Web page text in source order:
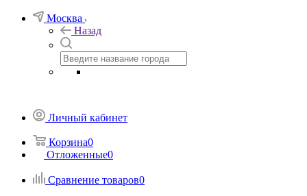
Москва
Назад
Личный кабинет
Корзина0
Отложенные0
Сравнение товаров0